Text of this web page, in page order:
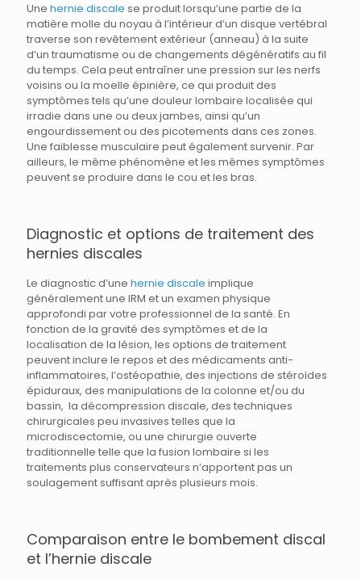
Une hernie discale se produit lorsqu’une partie de la
matière molle du noyau à l’intérieur d’un disque vertébral
traverse son revêtement extérieur (anneau) à la suite
d’un traumatisme ou de changements dégénératifs au fil
du temps. Cela peut entraîner une pression sur les nerfs
voisins ou la moelle épinière, ce qui produit des
symptômes tels qu’une douleur lombaire localisée qui
irradie dans une ou deux jambes, ainsi qu’un
engourdissement ou des picotements dans ces zones.
Une faiblesse musculaire peut également survenir. Par
ailleurs, le même phénomène et les mêmes symptômes
peuvent se produire dans le cou et les bras.
Diagnostic et options de traitement des
hernies discales
Le diagnostic d’une hernie discale implique
généralement une IRM et un examen physique
approfondi par votre professionnel de la santé. En
fonction de la gravité des symptômes et de la
localisation de la lésion, les options de traitement
peuvent inclure le repos et des médicaments anti-
inflammatoires, l’ostéopathie, des injections de stéroïdes
épiduraux, des manipulations de la colonne et/ou du
bassin, la décompression discale, des techniques
chirurgicales peu invasives telles que la
microdiscectomie, ou une chirurgie ouverte
traditionnelle telle que la fusion lombaire si les
traitements plus conservateurs n’apportent pas un
soulagement suffisant après plusieurs mois.
Comparaison entre le bombement discal
et l’hernie discale